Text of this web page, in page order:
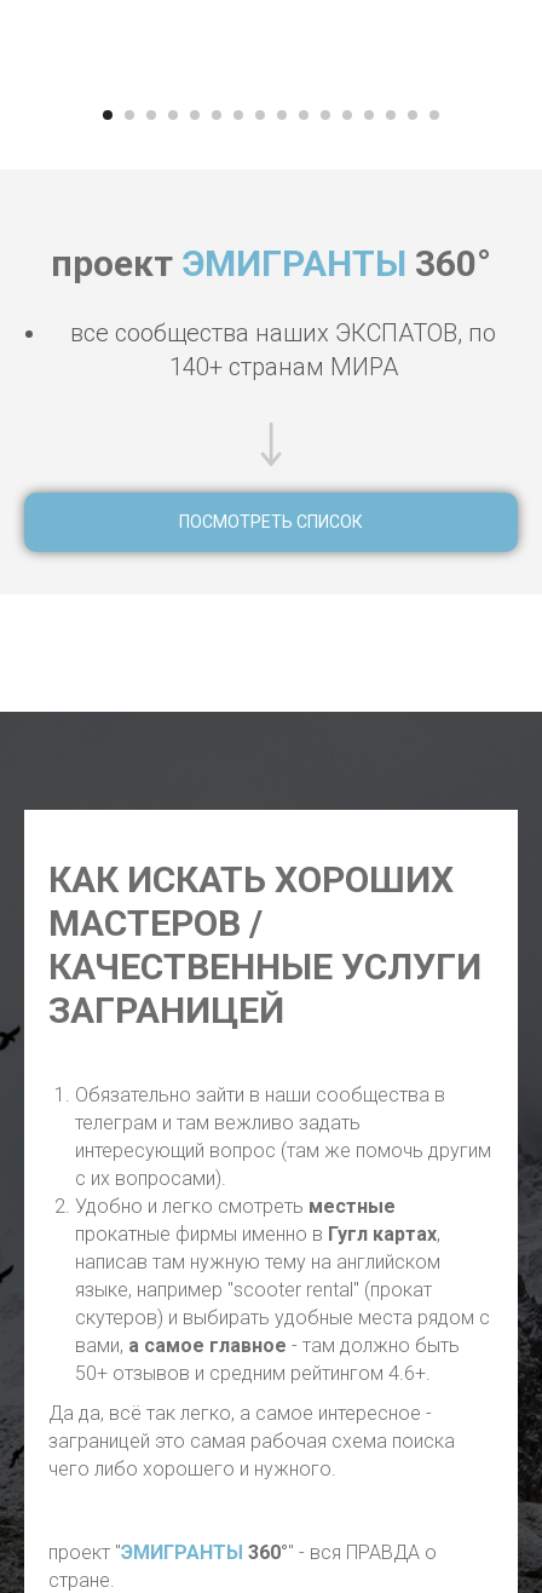
проект ЭМИГРАНТЫ 360°
все сообщества наших ЭКСПАТОВ, по
140+ странам МИРА
ПОСМОТРЕТЬ СПИСОК
КАК ИСКАТЬ ХОРОШИХ
МАСТЕРОВ /
КАЧЕСТВЕННЫЕ УСЛУГИ
ЗАГРАНИЦЕЙ
Обязательно зайти в наши сообщества в
телеграм и там вежливо задать
интересующий вопрос (там же помочь другим
с их вопросами).
Удобно и легко смотреть местные
прокатные фирмы именно в Гугл картах,
написав там нужную тему на английском
языке, например "scooter rental" (прокат
скутеров) и выбирать удобные места рядом с
вами, а самое главное - там должно быть
50+ отзывов и средним рейтингом 4.6+.
Да да, всё так легко, а самое интересное -
заграницей это самая рабочая схема поиска
чего либо хорошего и нужного.
проект "ЭМИГРАНТЫ 360°" - вся ПРАВДА о
стране.